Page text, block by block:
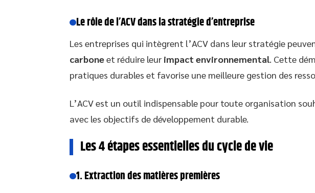
Le rôle de l’ACV dans la stratégie d’entreprise
Les entreprises qui intègrent l’ACV dans leur stratégie
carboneet réduire leur impact environnemental. Cette
pratiques durables et favorise une meilleure gestion des
L’ACV est un outil indispensable pour toute organisation
avec les objectifs de développement durable.
Les 4 étapes essentielles du cycle de vie
1. Extraction des matières premières